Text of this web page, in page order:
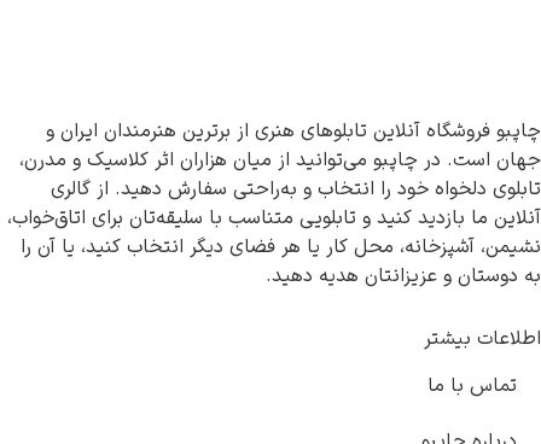
تابلوهای هنری از برترین هنرمندان ایران و
می‌توانید از میان هزاران اثر کلاسیک و مدرن،
را انتخاب و به‌راحتی سفارش دهید. از گالری
کنید و تابلویی متناسب با سلیقه‌تان برای اتاق‌خواب،
محل کار یا هر فضای دیگر انتخاب کنید، یا آن را
هدیه دهید.